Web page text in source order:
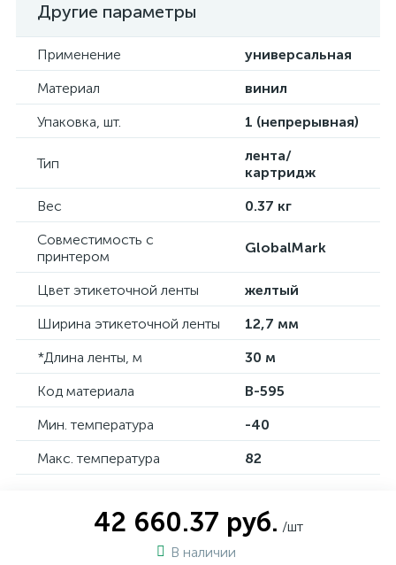
Другие параметры
Применение
универсальная
Материал
винил
Упаковка, шт.
1 (непрерывная)
Тип
лента/
картридж
Вес
0.37 кг
Совместимость с
принтером
GlobalMark
Цвет этикеточной ленты
желтый
Ширина этикеточной ленты
12,7 мм
*Длина ленты, м
30 м
Код материала
B-595
Мин. температура
-40
Макс. температура
82
42 660.37 руб. /шт
В наличии